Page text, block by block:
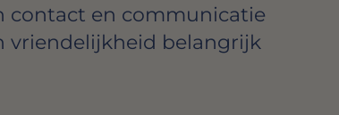
contact en communicatie
vriendelijkheid belangrijk